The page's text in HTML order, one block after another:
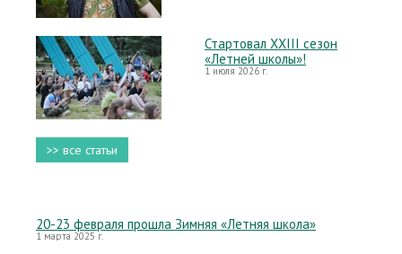
Стартовал XXIII сезон
«Летней школы»!
1 июля 2026 г.
>> все статьи
20-23 февраля прошла Зимняя «Летняя школа»
1 марта 2025 г.